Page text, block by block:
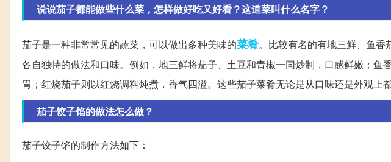
说说茄子都能做些什么菜，怎样做好吃又好看？这道菜叫什么名字？
茄子是一种非常常见的蔬菜，可以做出多种美味的菜肴。比较有名的有地三鲜、鱼
各自独特的做法和口味。例如，地三鲜将茄子、土豆和青椒一同炒制，口感鲜嫩；鱼
胃；红烧茄子则以红烧调料炖煮，香气四溢。这些茄子菜肴无论是从口味还是外观上
茄子饺子馅的做法怎么做？
茄子饺子馅的制作方法如下：